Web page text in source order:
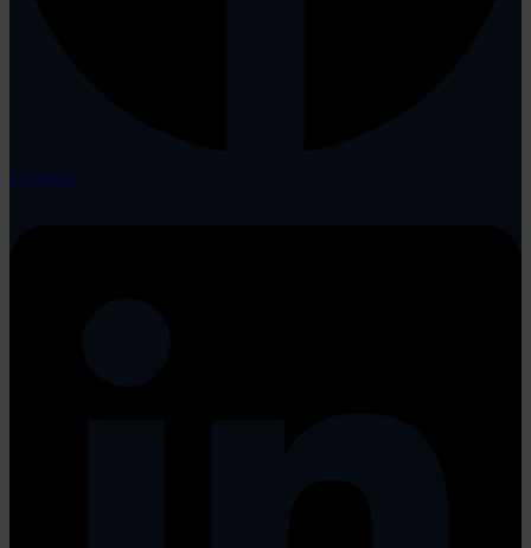
Linkedin